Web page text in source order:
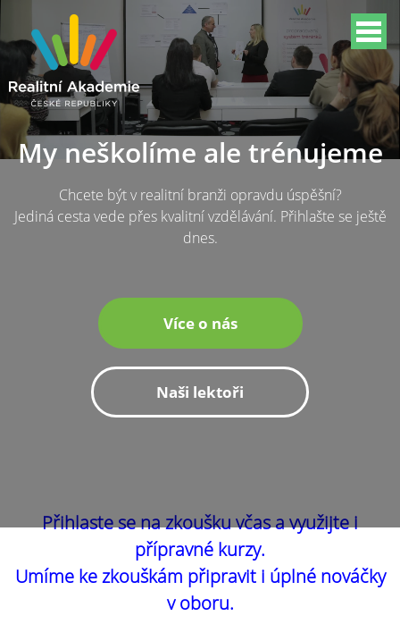
My neškolíme ale trénujeme
Chcete být v realitní branži opravdu úspěšní?
Jediná cesta vede přes kvalitní vzdělávání. Přihlašte se ještě
dnes.
Více o nás
Naši lektoři
Přihlaste se na zkoušku včas a využijte i
přípravné kurzy.
Umíme ke zkouškám připravit i úplné nováčky
v oboru.